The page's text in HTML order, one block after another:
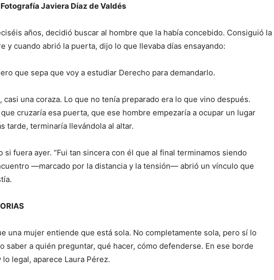
Javiera Díaz de Valdés
años, decidió buscar al hombre que la había concebido. Consiguió la
y cuando abrió la puerta, dijo lo que llevaba días ensayando:
que sepa que voy a estudiar Derecho para demandarlo.
casi una coraza. Lo que no tenía preparado era lo que vino después.
cruzaría esa puerta, que ese hombre empezaría a ocupar un lugar
tarde, terminaría llevándola al altar.
si fuera ayer. “Fui tan sincera con él que al final terminamos siendo
—marcado por la distancia y la tensión— abrió un vínculo que
una mujer entiende que está sola. No completamente sola, pero sí lo
saber a quién preguntar, qué hacer, cómo defenderse. En ese borde
legal, aparece Laura Pérez.